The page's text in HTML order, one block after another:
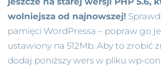
wolniejsza od najnowszej!
pamięci WordPressa – popraw go
ustawiony na 512Mb. Aby to zrobić
dodaj poniższy wers w pliku wp-